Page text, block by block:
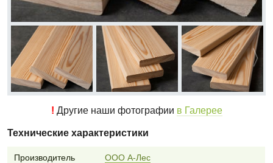
! Другие наши фотографии в Галерее
Технические характеристики
Производитель ООО А-Лес